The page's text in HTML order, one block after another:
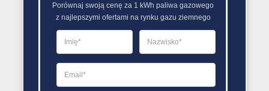
Wypowiedzenie umowy
sprzedaży gazu
12 stycznia 2018
Redakcja Zmiana Sprzedawcy Gazu
Porównaj swoją cenę za 1 kWh paliwa gazowego
z najlepszymi ofertami na rynku gazu ziemnego